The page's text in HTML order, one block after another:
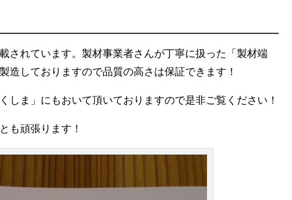
されています。製材事業者さんが丁寧に扱った「製材端
造しておりますので品質の高さは保証できます！
しま」にもおいて頂いておりますので是非ご覧ください！
も頑張ります！